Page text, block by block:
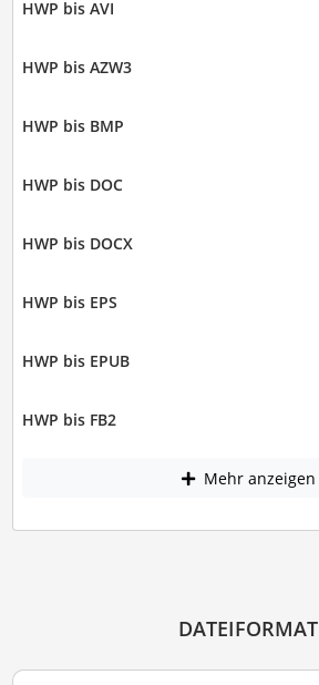
HWP bis AVI
HWP bis AZW3
HWP bis BMP
HWP bis DOC
HWP bis DOCX
HWP bis EPS
HWP bis EPUB
HWP bis FB2
Mehr anzeigen
DATEIFORMAT